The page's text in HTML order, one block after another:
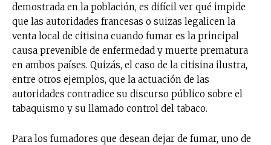
No te pierdas de las
últimas noticias
demostrada en la población, es difícil ver qué impide
que las autoridades francesas o suizas legalicen la
venta local de citisina cuando fumar es la principal
causa prevenible de enfermedad y muerte prematura
en ambos países. Quizás, el caso de la citisina ilustra,
entre otros ejemplos, que la actuación de las
autoridades contradice su discurso público sobre el
tabaquismo y su llamado control del tabaco.
Para los fumadores que desean dejar de fumar, uno de